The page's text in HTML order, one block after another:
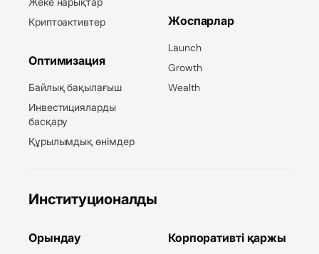
Криптоактивтер
Оптимизация
Байлық бақылағыш
Инвестицияларды
басқару
Құрылымдық өнімдер
Жоспарлар
Launch
Growth
Wealth
Институционалды
Орындау Корпоративті қаржы